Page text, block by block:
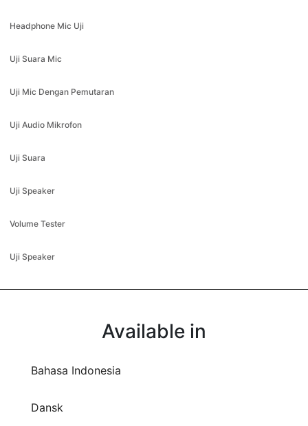
Headphone Mic Uji
Uji Suara Mic
Uji Mic Dengan Pemutaran
Uji Audio Mikrofon
Uji Suara
Uji Speaker
Volume Tester
Uji Speaker
Available in
Bahasa Indonesia
Dansk